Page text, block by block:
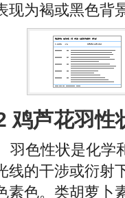
现为褐或黑色背
鸡芦花羽性
羽色性状是化学
线的干涉或衍射
素色。类胡萝卜